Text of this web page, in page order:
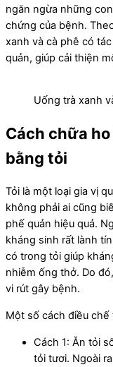
ngăn ngừa những
chứng của bệnh.
xanh và cà phê có
quản, giúp cải thiện
Uống trà xanh
Cách chữa
bằng tỏi
Tỏi là một loại gia vị
không phải ai cũng
phế quản hiệu quả.
kháng sinh rất lành
có trong tỏi giúp
nhiễm ống thở. Do
vi rút gây bệnh.
Một số cách điều
Cách 1: Ăn tỏi
tỏi tươi. Ngoài